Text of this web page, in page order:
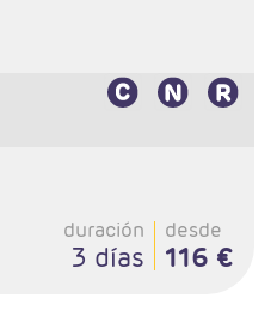
duración
3 días
desde
116 €